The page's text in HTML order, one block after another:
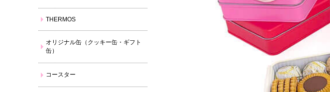
THERMOS
オリジナル缶（クッキー缶・ギフト
缶）
コースター